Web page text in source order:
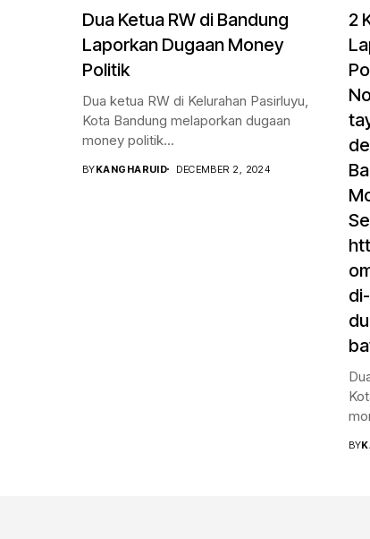
Dua Ketua RW di Bandung
Laporkan Dugaan Money
Politik
Dua ketua RW di Kelurahan Pasirluyu,
Kota Bandung melaporkan dugaan
money politik...
BYKANGHARUID DECEMBER 2, 2024
2
BY